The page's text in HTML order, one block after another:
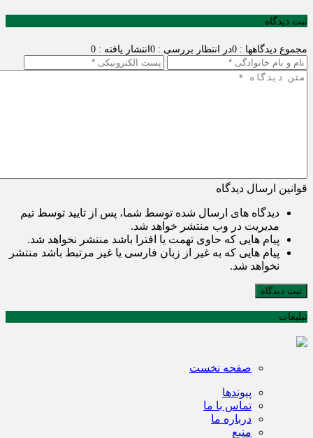
ثبت دیدگاه
مجموع دیدگاهها : 0 در انتظار بررسی : 0 انتشار یافته : 0
قوانین ارسال دیدگاه
دیدگاه های ارسال شده توسط شما، پس از تایید توسط تیم
مدیریت در وب منتشر خواهد شد.
پیام هایی که حاوی تهمت یا افترا باشد منتشر نخواهد شد.
پیام هایی که به غیر از زبان فارسی یا غیر مرتبط باشد منتشر
نخواهد شد.
ثبت دیدگاه
تبلیغات
صفحه نخست
پیوندها
تماس با ما
درباره ما
منبع